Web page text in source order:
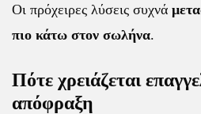
Οι πρόχειρες λύσεις συχνά
πιο κάτω στον σωλήνα.
Πότε χρειάζεται
απόφραξη